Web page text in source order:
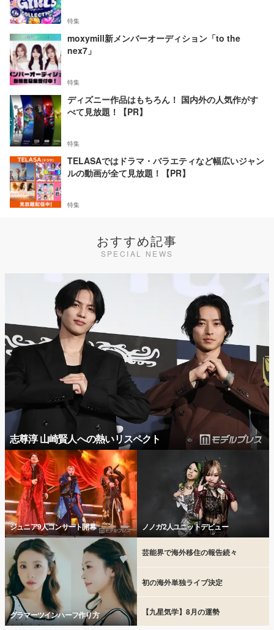
特集
moxymill新メンバーオーディション「to the
nex7」
特集
ディズニー作品はもちろん！ 国内外の人気作がす
べて見放題！【PR】
特集
TELASAではドラマ・バラエティなど幅広いジャン
ルの動画が全て見放題！【PR】
特集
おすすめ記事
SPECIAL NEWS
志尊淳 山崎賢人への熱いリスペクト
ジュニア9人コンサート開幕 ノノガ2人ユニットデビュー
グラマーツインハーフ作り方
芸能界で海外移住の報告続々
初の海外単独ライブ決定
【九星気学】8月の運勢